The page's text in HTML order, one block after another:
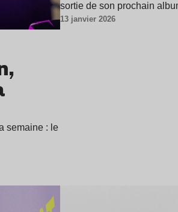
semaine : le
sortie de son prochain
13 janvier 2026